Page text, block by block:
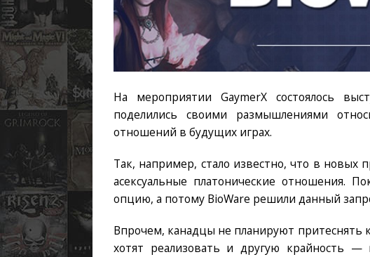
На мероприятии GaymerX состоялось
поделились своими размышлениями
отношений в будущих играх.
Так, например, стало известно, что в новых
асексуальные платонические отношения.
опцию, а потому BioWare решили данный
Впрочем, канадцы не планируют притеснять
хотят реализовать и другую крайность